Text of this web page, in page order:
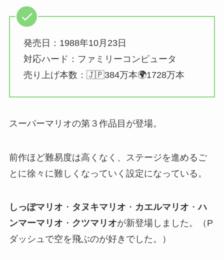
発売日：1988年10月23日
対応ハード：ファミリーコンピュータ
売り上げ本数：🇯🇵384万本🌍1728万本
スーパーマリオの第３作品目が登場。
前作ほど難易度は高くなく、ステージを進めるご
とに徐々に難しくなっていく設定になっている。
しっぽマリオ ・ タヌキマリオ ・ カエルマリオ ・ハ
ンマーマリオ ・ クツマリオが新登場しました。（P
ダッシュで空を飛ぶのが好きでした。）